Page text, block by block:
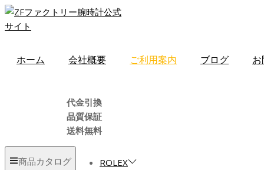
ホーム 会社概要 ご利用案内 ブログ
代金引換
品質保証
送料無料
商品カタログ
ROLEX